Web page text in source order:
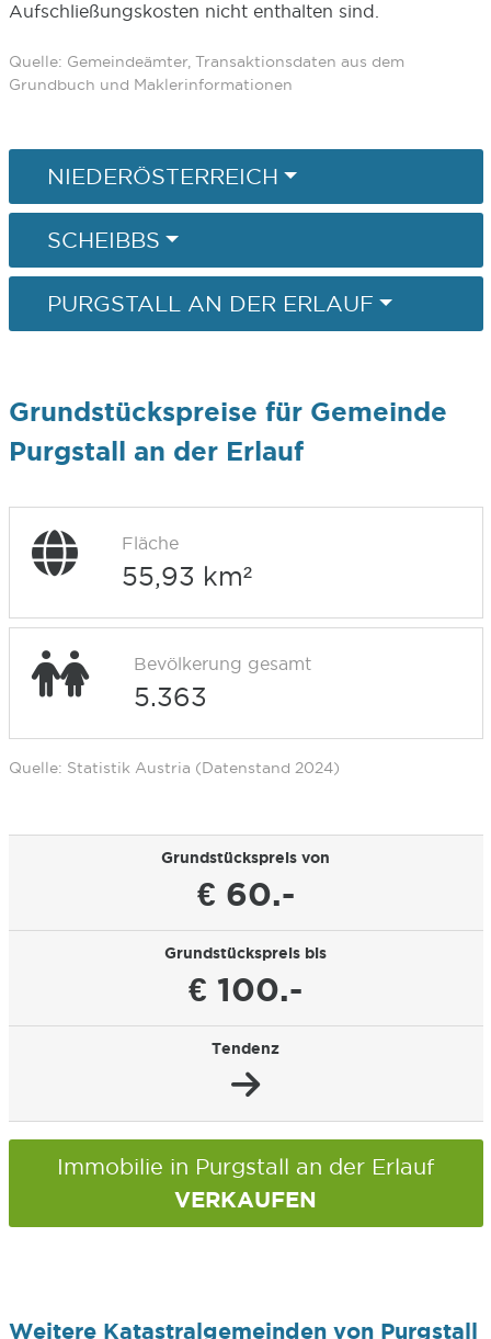
Aufschließungskosten nicht enthalten sind.
Quelle: Gemeindeämter, Transaktionsdaten aus dem
Grundbuch und Maklerinformationen
NIEDERÖSTERREICH
SCHEIBBS
PURGSTALL AN DER ERLAUF
Grundstückspreise für Gemeinde
Purgstall an der Erlauf
Fläche
55,93 km²
Bevölkerung gesamt
5.363
Quelle: Statistik Austria (Datenstand 2024)
Grundstückspreis von
€ 60.-
Grundstückspreis bis
€ 100.-
Tendenz
Immobilie in Purgstall an der Erlauf
VERKAUFEN
Weitere Katastralgemeinden von Purgstall